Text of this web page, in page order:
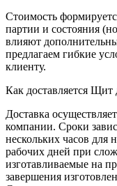
Стоимость
партии и состояния
влияют
предлагаем гибкие
клиенту.
Как доставляется
Доставка
компании. Сроки
нескольких часов для
рабочих дней при
изготавливаемые на
завершения